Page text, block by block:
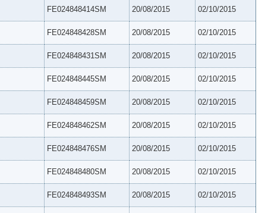
FE024848414SM 20/08/2015 02/10/2015
FE024848428SM 20/08/2015 02/10/2015
FE024848431SM 20/08/2015 02/10/2015
FE024848445SM 20/08/2015 02/10/2015
FE024848459SM 20/08/2015 02/10/2015
FE024848462SM 20/08/2015 02/10/2015
FE024848476SM 20/08/2015 02/10/2015
FE024848480SM 20/08/2015 02/10/2015
FE024848493SM 20/08/2015 02/10/2015